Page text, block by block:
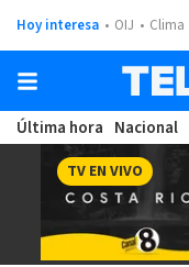
Hoy interesa OIJ Clima
Última hora Nacional
TV EN VIVO